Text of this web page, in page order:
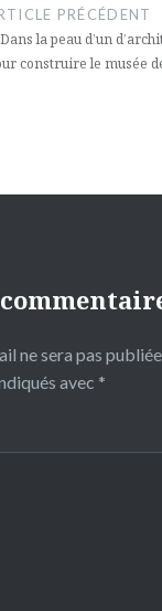
PRÉCÉDENT
la peau d’un
construire le musée
ne sera pas publiée.
avec *